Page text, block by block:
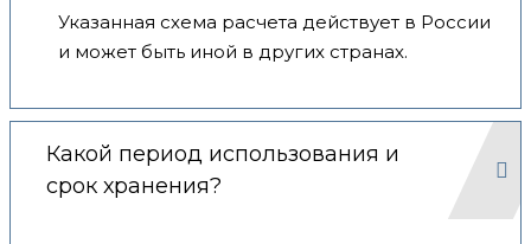
Указанная схема расчета действует в России
и может быть иной в других странах.
Какой период использования и
срок хранения?